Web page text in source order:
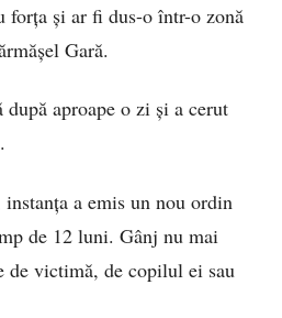
forța și ar fi dus-o într-o zonă
Gară.
după aproape o zi și a cerut
a emis un nou ordin
de 12 luni. Gânj nu mai
de victimă, de copilul ei sau